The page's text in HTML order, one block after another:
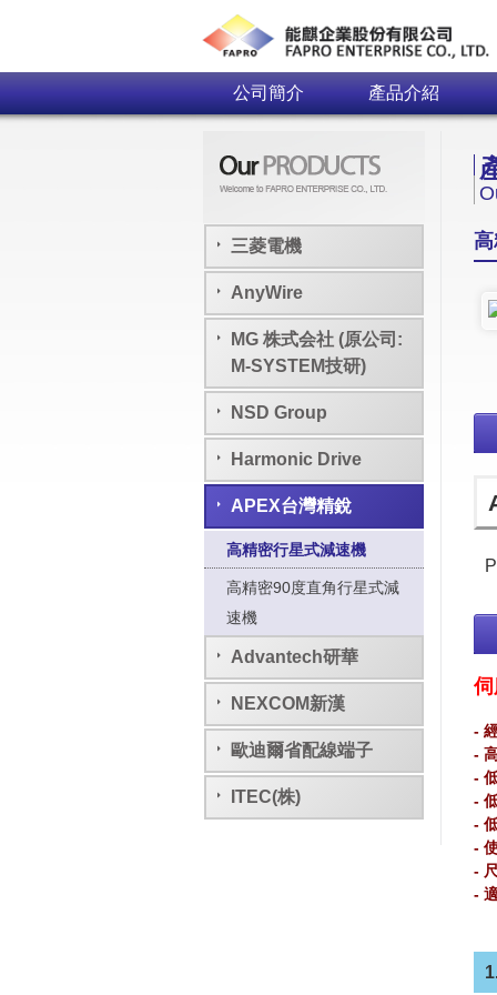
公司簡介 產品介紹
三菱電機
AnyWire
MG 株式会社 (原公司:
M-SYSTEM技研)
NSD Group
Harmonic Drive
APEX台灣精銳
高精密行星式減速機
高精密90度直角行星式減
速機
Advantech研華
NEXCOM新漢
歐迪爾省配線端子
ITEC(株)
-
-
-
-
-
-
-
-